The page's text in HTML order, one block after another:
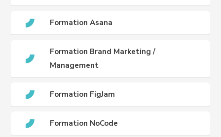
Formation Asana
Formation Brand Marketing /
Management
Formation FigJam
Formation NoCode